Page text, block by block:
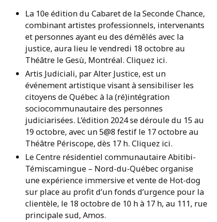
La 10e édition du Cabaret de la Seconde Chance,
combinant artistes professionnels, intervenants
et personnes ayant eu des démêlés avec la
justice, aura lieu le vendredi 18 octobre au
Théâtre le Gesù, Montréal. Cliquez ici.
Artis Judiciali, par Alter Justice, est un
événement artistique visant à sensibiliser les
citoyens de Québec à la (ré)intégration
sociocommunautaire des personnes
judiciarisées. L’édition 2024 se déroule du 15 au
19 octobre, avec un 5@8 festif le 17 octobre au
Théâtre Périscope, dès 17 h. Cliquez ici.
Le Centre résidentiel communautaire Abitibi-
Témiscamingue – Nord-du-Québec organise
une expérience immersive et vente de Hot-dog
sur place au profit d’un fonds d’urgence pour la
clientèle, le 18 octobre de 10 h à 17 h, au 111, rue
principale sud, Amos.